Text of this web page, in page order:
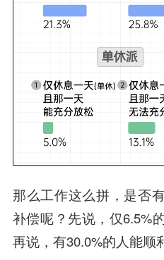
那么工作这么拼，是否
补偿呢？先说，仅6.5%
再说，有30.0%的人能顺